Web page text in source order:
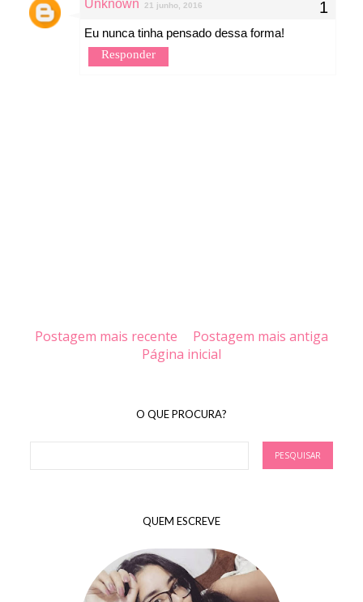
Unknown 21 junho, 2016
Eu nunca tinha pensado dessa forma!
Responder
Postagem mais recente
Postagem mais antiga
Página inicial
O QUE PROCURA?
QUEM ESCREVE